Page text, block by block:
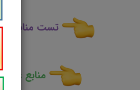
تست منابع
منابع